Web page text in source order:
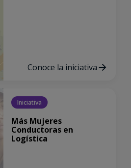
Conoce la iniciativa
Iniciativa
Más Mujeres
Conductoras en
Logística